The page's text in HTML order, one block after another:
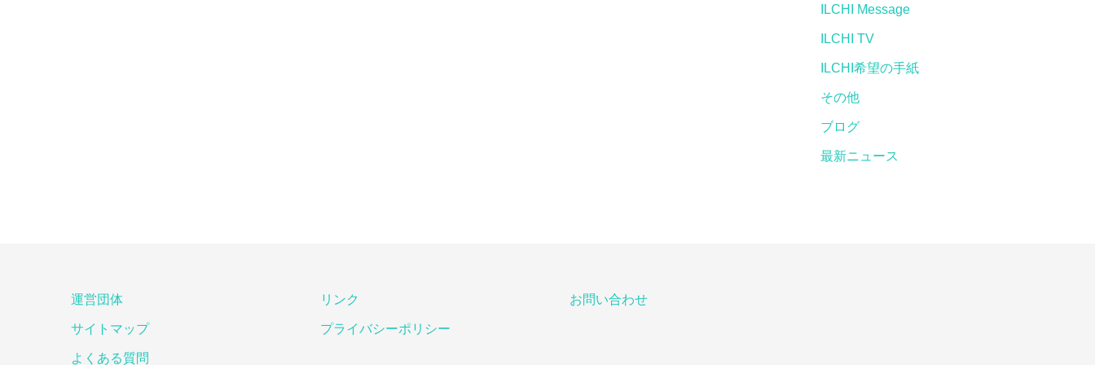
ILCHI Message
ILCHI TV
ILCHI希望の手紙
その他
ブログ
最新ニュース
運営団体
サイトマップ
よくある質問
リンク
プライバシーポリシー
お問い合わせ